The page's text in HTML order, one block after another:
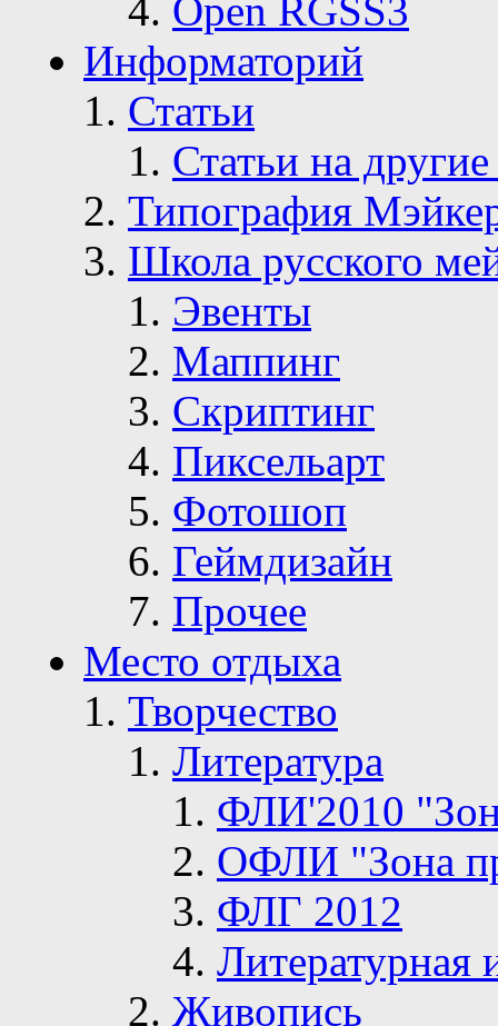
Open RGSS3
Информаторий
Статьи
Статьи на
Типография
Школа русского
Эвенты
Маппинг
Скриптинг
Пиксельарт
Фотошоп
Геймдизайн
Прочее
Место отдыха
Творчество
Литература
ФЛИ'2010
ОФЛИ "Зона
ФЛГ 2012
Живопись